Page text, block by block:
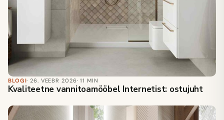
BLOGI· 26. VEEBR 2026· 11 MIN
Kvaliteetne vannitoamööbel Internetist: ostujuht